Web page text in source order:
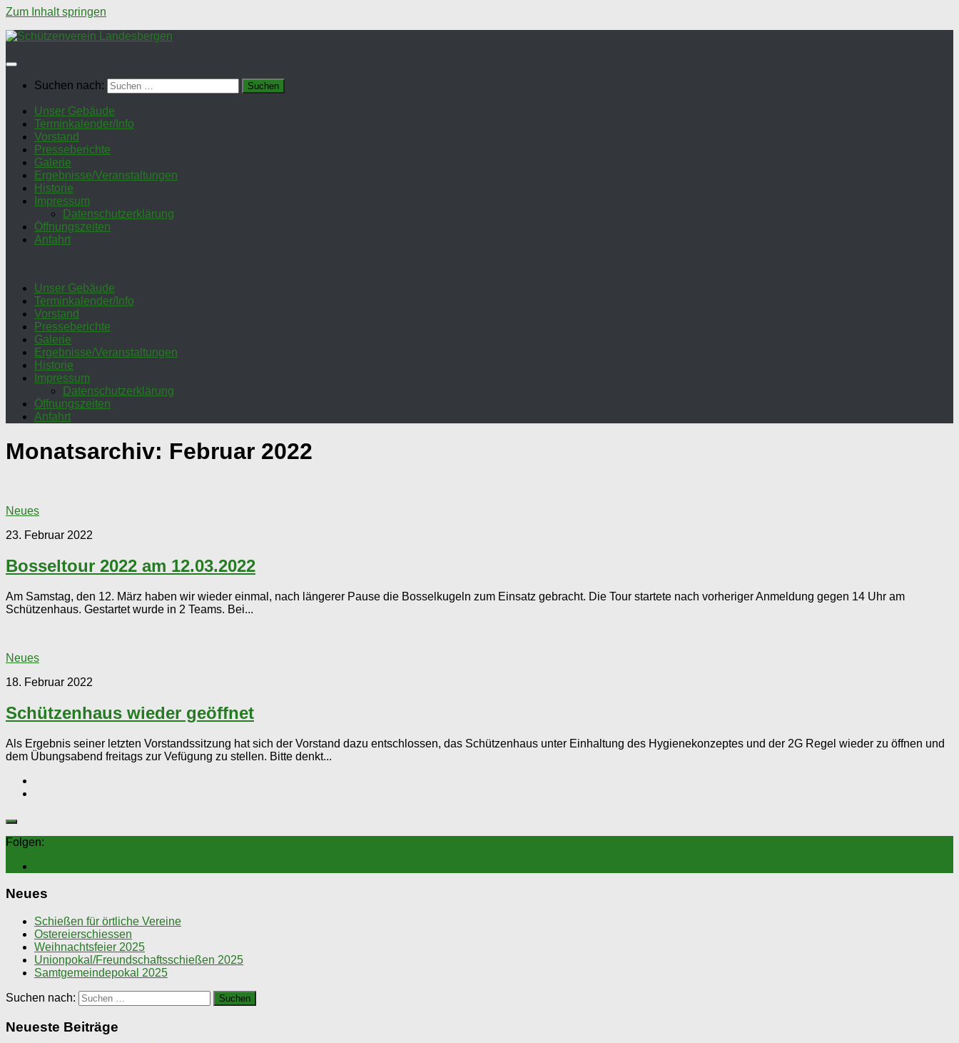
Zum Inhalt springen
Suchen nach:
Unser Gebäude
Terminkalender/Info
Vorstand
Presseberichte
Galerie
Ergebnisse/Veranstaltungen
Historie
Impressum
Datenschutzerklärung
Öffnungszeiten
Anfahrt
Unser Gebäude
Terminkalender/Info
Vorstand
Presseberichte
Galerie
Ergebnisse/Veranstaltungen
Historie
Impressum
Datenschutzerklärung
Öffnungszeiten
Anfahrt
Monatsarchiv: Februar 2022
Neues
23. Februar 2022
Bosseltour 2022 am 12.03.2022
Am Samstag, den 12. März haben wir wieder einmal, nach längerer Pause die Bosselkugeln zum Einsatz gebracht. Die Tour startete nach vorheriger Anmeldung gegen 14 Uhr am
Schützenhaus. Gestartet wurde in 2 Teams. Bei...
Neues
18. Februar 2022
Schützenhaus wieder geöffnet
Als Ergebnis seiner letzten Vorstandssitzung hat sich der Vorstand dazu entschlossen, das Schützenhaus unter Einhaltung des Hygienekonzeptes und der 2G Regel wieder zu öffnen und
dem Übungsabend freitags zur Vefügung zu stellen. Bitte denkt...
Folgen:
Neues
Schießen für örtliche Vereine
Ostereierschiessen
Weihnachtsfeier 2025
Unionpokal/Freundschaftsschießen 2025
Samtgemeindepokal 2025
Suchen nach:
Neueste Beiträge